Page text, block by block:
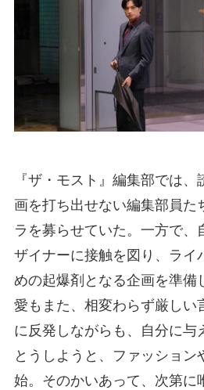
『ザ・モスト』編集部では
画を打ち出せない編集部員た
ラを募らせていた。一方で、
ザイナーに接触を図り、ライ
めの起爆剤となる企画を準備
愛もまた、相変わらず厳しい
に反発しながらも、自分に与
とうしようと、ファッション
始。そのかいあって、次第に